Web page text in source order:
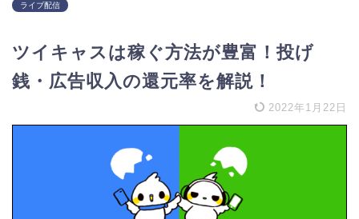
ライブ配信
ツイキャスは稼ぐ方法が豊富！投げ
銭・広告収入の還元率を解説！
2022年1月22日